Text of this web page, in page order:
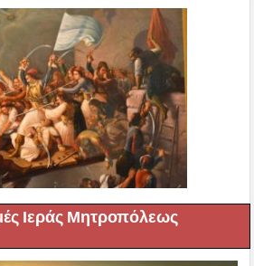
Ιεράς Μητροπόλεως